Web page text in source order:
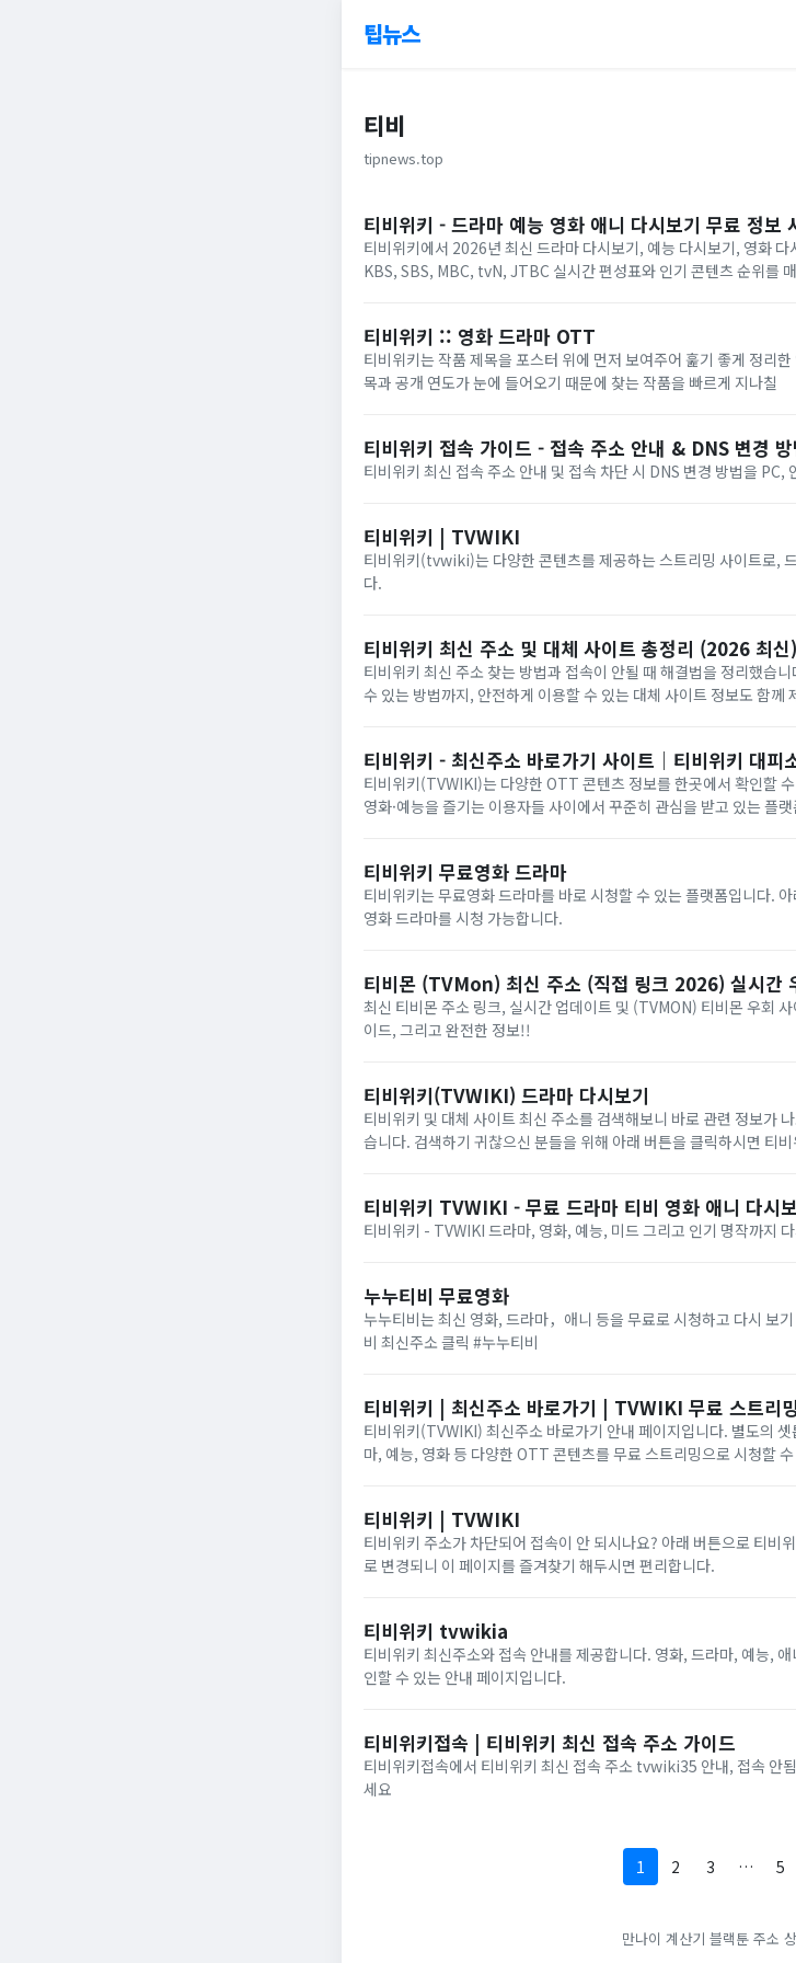
팁뉴스
티비
tipnews.top
티비위키 - 드라마 예능 영화 애니 다시보기 무료 정보
티비위키에서 2026년 최신 드라마 다시보기, 예능 다시보기, 영화
KBS, SBS, MBC, tvN, JTBC 실시간 편성표와 인기 콘텐츠 순위를
티비위키 :: 영화 드라마 OTT
티비위키는 작품 제목을 포스터 위에 먼저 보여주어 훑기 좋게 정리
목과 공개 연도가 눈에 들어오기 때문에 찾는 작품을 빠르게 지나칠
티비위키 접속 가이드 - 접속 주소 안내 & DNS 변경 방
티비위키 최신 접속 주소 안내 및 접속 차단 시 DNS 변경 방법을 PC,
티비위키 | TVWIKI
티비위키(tvwiki)는 다양한 콘텐츠를 제공하는 스트리밍 사이트로,
다.
티비위키 최신 주소 및 대체 사이트 총정리 (2026 최신)
티비위키 최신 주소 찾는 방법과 접속이 안될 때 해결법을 정리했습
수 있는 방법까지, 안전하게 이용할 수 있는 대체 사이트 정보도 함
티비위키 - 최신주소 바로가기 사이트｜티비위키 대피
티비위키(TVWIKI)는 다양한 OTT 콘텐츠 정보를 한곳에서 확인할
영화·예능을 즐기는 이용자들 사이에서 꾸준히 관심을 받고 있는 플
티비위키 무료영화 드라마
티비위키는 무료영화 드라마를 바로 시청할 수 있는 플랫폼입니다.
영화 드라마를 시청 가능합니다.
티비몬 (TVMon) 최신 주소 (직접 링크 2026) 실시간
최신 티비몬 주소 링크, 실시간 업데이트 및 (TVMON) 티비몬 우회
이드, 그리고 완전한 정보!!
티비위키(TVWIKI) 드라마 다시보기
티비위키 및 대체 사이트 최신 주소를 검색해보니 바로 관련 정보가
습니다. 검색하기 귀찮으신 분들을 위해 아래 버튼을 클릭하시면 티
티비위키 TVWIKI - 무료 드라마 티비 영화 애니 다시
티비위키 - TVWIKI 드라마, 영화, 예능, 미드 그리고 인기 명작까지
누누티비 무료영화
누누티비는 최신 영화, 드라마，애니 등을 무료로 시청하고 다시 보
비 최신주소 클릭 #누누티비
티비위키 | 최신주소 바로가기 | TVWIKI 무료 스트리
티비위키(TVWIKI) 최신주소 바로가기 안내 페이지입니다. 별도의
마, 예능, 영화 등 다양한 OTT 콘텐츠를 무료 스트리밍으로 시청할
티비위키 | TVWIKI
티비위키 주소가 차단되어 접속이 안 되시나요? 아래 버튼으로 티비
로 변경되니 이 페이지를 즐겨찾기 해두시면 편리합니다.
티비위키 tvwikia
티비위키 최신주소와 접속 안내를 제공합니다. 영화, 드라마, 예능,
인할 수 있는 안내 페이지입니다.
티비위키접속 | 티비위키 최신 접속 주소 가이드
티비위키접속에서 티비위키 최신 접속 주소 tvwiki35 안내, 접속 안
세요
1 2 3 … 5
만나이 계산기 블랙툰 주소